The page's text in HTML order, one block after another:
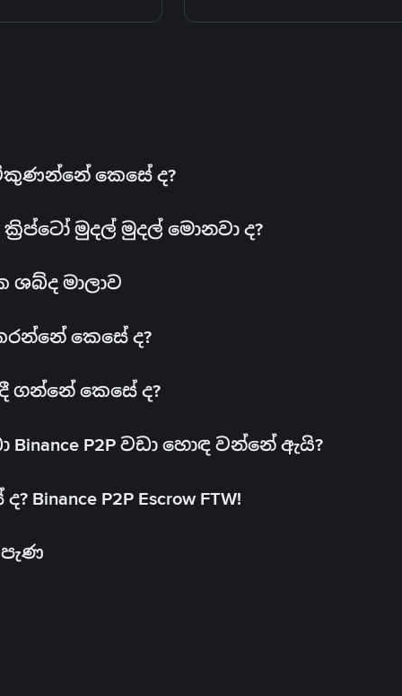
විකුණන්නේ කෙසේ ද?
මුදල් මුදල් මොනවා ද?
ශබ්ද මාලාව
කෙසේ ද?
දී ගන්නේ කෙසේ ද?
P2P වඩා හොඳ වන්නේ ඇයි?
P2P Escrow FTW!
පැණ